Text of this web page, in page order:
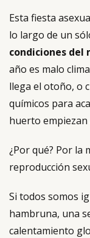
Esta fiesta
lo largo de un
condiciones del
año es malo
llega el otoño, o
químicos para
huerto empiezan
¿Por qué? Por la
reproducción
Si todos somos
hambruna, una
calentamiento